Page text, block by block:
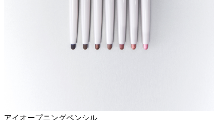
アイオープニングペンシル